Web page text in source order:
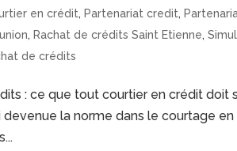
en crédit, Partenariat credit,
, Rachat de crédits Saint Etienne,
de crédits
: ce que tout courtier en crédit doit
devenue la norme dans le courtage